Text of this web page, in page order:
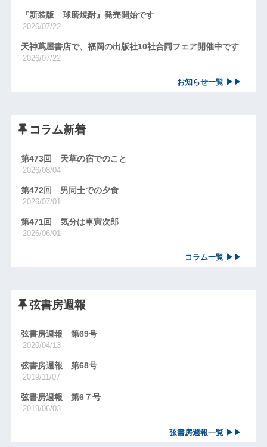
『新装版 球磨焼酎』発売開始です
2026/07/22
天神蔦屋書店で、福岡の出版社10社合同フェア開催中です
2026/07/22
お知らせ一覧 ▶▶
コラム新着
第473回 天草の宿でのこと
2026/08/04
第472回 男同士での夕食
2026/07/01
第471回 気分は車寅次郎
2026/06/01
コラム一覧 ▶▶
弦書房週報
弦書房週報 第69号
2020/04/13
弦書房週報 第68号
2019/11/07
弦書房週報 第6７号
2019/06/03
弦書房週報一覧 ▶▶